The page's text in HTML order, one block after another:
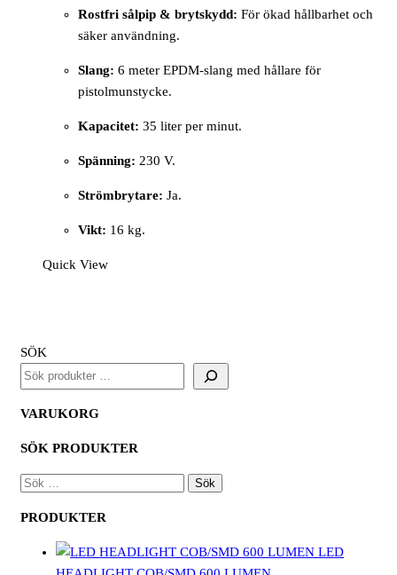
Rostfri sålpip & brytskydd: För ökad hållbarhet och
säker användning.
Slang: 6 meter EPDM-slang med hållare för
pistolmunstycke.
Kapacitet: 35 liter per minut.
Spänning: 230 V.
Strömbrytare: Ja.
Vikt: 16 kg.
Quick View
SÖK
VARUKORG
SÖK PRODUKTER
SÖK
PRODUKTER
LED